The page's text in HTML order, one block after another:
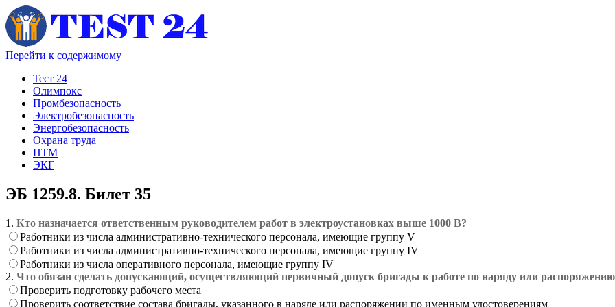
Перейти к содержимому
Тест 24
Олимпокс
Промбезопасность
Электробезопасность
Энергобезопасность
Охрана труда
ПТМ
ЭКГ
ЭБ 1259.8. Билет 35
1. Кто назначается ответственным руководителем работ в электроустановках выше 1000 В?
Работники из числа административно-технического персонала, имеющие группу V
Работники из числа административно-технического персонала, имеющие группу IV
Работники из числа оперативного персонала, имеющие группу IV
2. Что обязан сделать допускающий, осуществляющий первичный допуск бригады к работе по наряду или
Проверить подготовку рабочего места
Проверить соответствие состава бригады, указанного в наряде или распоряжении по именным удостоверениям